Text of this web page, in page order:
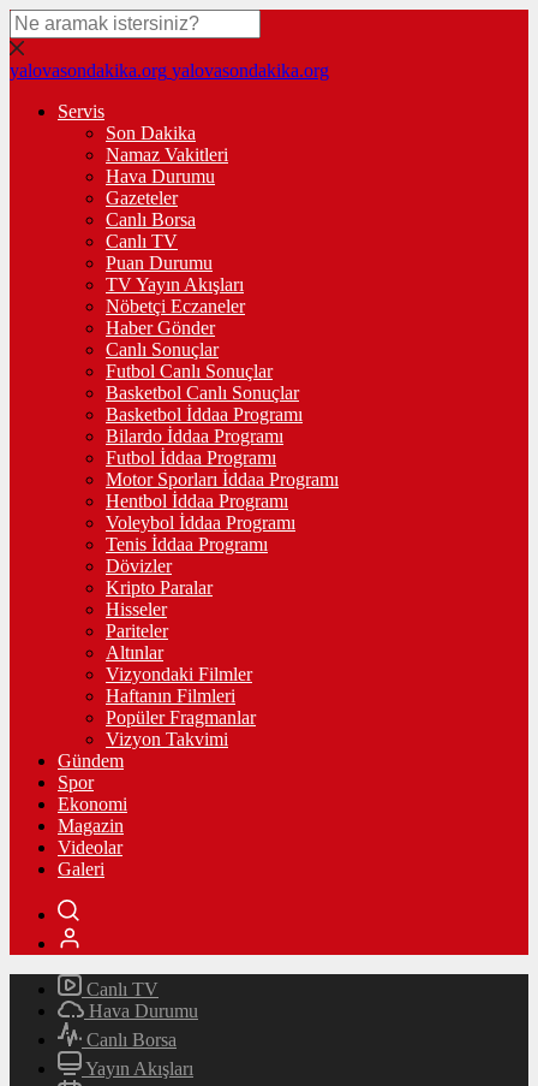
yalovasondakika.org yalovasondakika.org
Servis
Son Dakika
Namaz Vakitleri
Hava Durumu
Gazeteler
Canlı Borsa
Canlı TV
Puan Durumu
TV Yayın Akışları
Nöbetçi Eczaneler
Haber Gönder
Canlı Sonuçlar
Futbol Canlı Sonuçlar
Basketbol Canlı Sonuçlar
Basketbol İddaa Programı
Bilardo İddaa Programı
Futbol İddaa Programı
Motor Sporları İddaa Programı
Hentbol İddaa Programı
Voleybol İddaa Programı
Tenis İddaa Programı
Dövizler
Kripto Paralar
Hisseler
Pariteler
Altınlar
Vizyondaki Filmler
Haftanın Filmleri
Popüler Fragmanlar
Vizyon Takvimi
Gündem
Spor
Ekonomi
Magazin
Videolar
Galeri
Canlı TV
Hava Durumu
Canlı Borsa
Yayın Akışları